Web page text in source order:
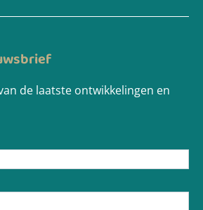
de laatste ontwikkelingen en